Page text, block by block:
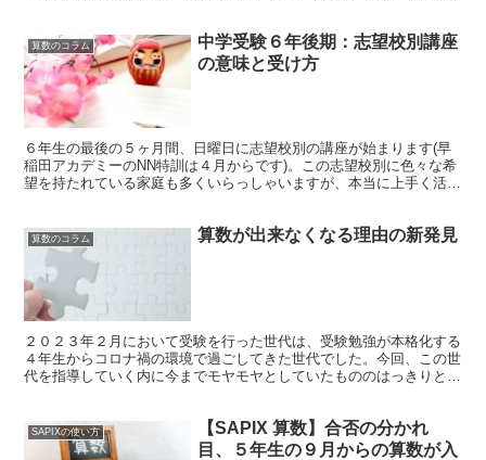
算数のコラム
中学受験６年後期：志望校別講座
の意味と受け方
６年生の最後の５ヶ月間、日曜日に志望校別の講座が始まります(早
稲田アカデミーのNN特訓は４月からです)。この志望校別に色々な希
望を持たれている家庭も多くいらっしゃいますが、本当に上手く活用
算数のコラム 算数が出来なくなる理由の新発見
２０２３年２月において受験を行った世代は、受験勉強が本格化する
４年生からコロナ禍の環境で過ごしてきた世代でした。今回、この世
代を指導していく内に今までモヤモヤとしていたもののはっきりと説
SAPIXの使い方
【SAPIX 算数】合否の分かれ
目、５年生の９月からの算数が入